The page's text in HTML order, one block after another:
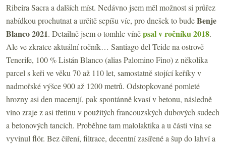
Ribeira Sacra a dalších míst. Nedávno jsem měl možnost si průřez
nabídkou prochutnat a určitě sepíšu víc, pro dnešek to budeBenje
Blanco 2021. Detailně jsem o tomhle víněpsal v ročníku 2018.
Ale ve zkratce aktuální ročník… Santiago del Teide na ostrově
Tenerife, 100 % Listán Blanco (alias Palomino Fino) z několika
parcel s keři ve věku 70 až 110 let, samostatně stojící keříky v
nadmořské výšce 900 až 1200 metrů. Odstopkované pomleté
hrozny asi den macerují, pak spontánně kvasí v betonu, následně
víno zraje z asi třetinu v použitých francouzských dubových sudech
a betonových tancích. Proběhne tam malolaktika a u části vína se
vyvinul flór. Bez čiření, filtrace, decentní zasířené a šup do lahví a